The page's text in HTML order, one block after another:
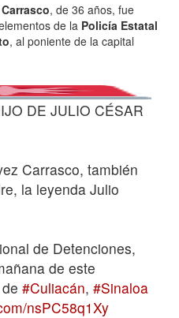
, de 36 años, fue
de la Policía Estatal
, al poniente de la capital
DE JULIO CÉSAR
Carrasco, también
la leyenda Julio
de Detenciones,
de este
#Culiacán, #Sinaloa
nsPC58q1Xy